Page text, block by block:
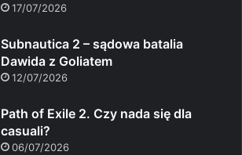
17/07/2026
Subnautica 2 – sądowa batalia
Dawida z Goliatem
12/07/2026
Path of Exile 2. Czy nada się dla
casuali?
06/07/2026